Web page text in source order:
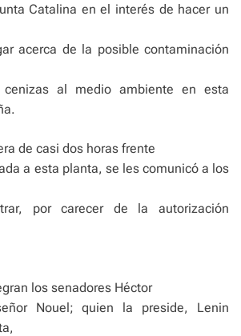
Catalina en el interés de hacer un
acerca de la posible contaminación
al medio ambiente en esta
de casi dos horas frente
a esta planta, se les comunicó a los
por carecer de la autorización
los senadores Héctor
Nouel; quien la preside, Lenin